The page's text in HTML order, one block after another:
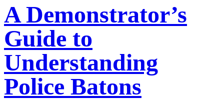
A Demonstrator’s
Guide to
Understanding
Police Batons